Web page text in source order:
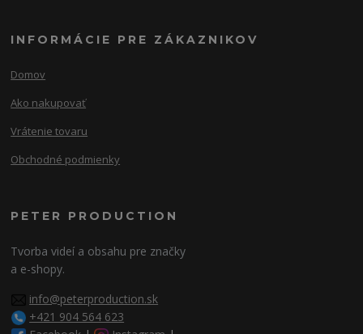
INFORMÁCIE PRE ZÁKAZNIKOV
Domov
Ako nakupovať
Vrátenie tovaru
Obchodné podmienky
PETER PRODUCTION
Tvorba videí a obsahu pre značky
a e-shopy.
info@peterproduction.sk
+421 904 564 623